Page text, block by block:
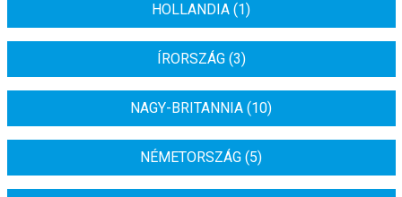
HOLLANDIA (1)
ÍRORSZÁG (3)
NAGY-BRITANNIA (10)
NÉMETORSZÁG (5)